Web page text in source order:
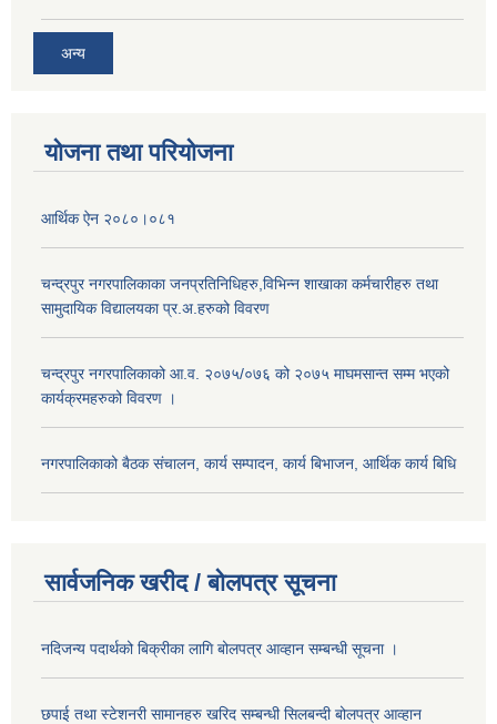
अन्य
योजना तथा परियोजना
आर्थिक ऐन २०८०।०८१
चन्द्रपुर नगरपालिकाका जनप्रतिनिधिहरु,विभिन्न शाखाका कर्मचारीहरु तथा
सामुदायिक विद्यालयका प्र.अ.हरुको विवरण
चन्द्रपुर नगरपालिकाको आ.व. २०७५/०७६ को २०७५ माघमसान्त सम्म भएको
कार्यक्रमहरुको विवरण ।
नगरपालिकाको बैठक संचालन, कार्य सम्पादन, कार्य बिभाजन, आर्थिक कार्य बिधि
सार्वजनिक खरीद / बोलपत्र सूचना
नदिजन्य पदार्थको बिक्रीका लागि बोलपत्र आव्हान सम्बन्धी सूचना ।
छपाई तथा स्टेशनरी सामानहरु खरिद सम्बन्धी सिलबन्दी बोलपत्र आव्हान